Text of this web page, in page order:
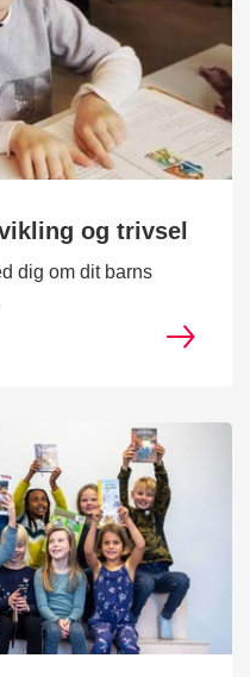
og trivsel
dig om dit barns